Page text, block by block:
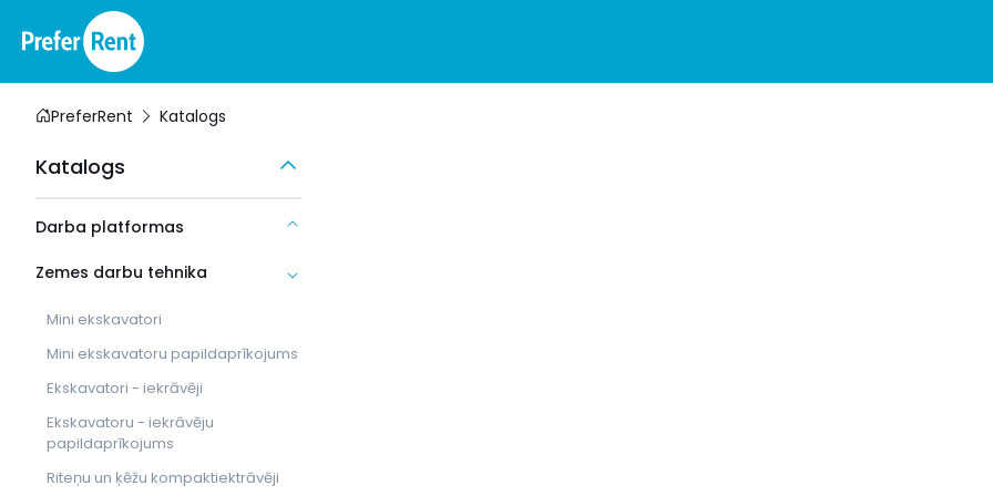
PreferRent Katalogs
Katalogs
Darba platformas
Zemes darbu tehnika
Mini ekskavatori
Mini ekskavatoru papildaprīkojums
Ekskavatori - iekrāvēji
Ekskavatoru - iekrāvēju
papildaprīkojums
Riteņu un ķēžu kompaktiektrāvēji